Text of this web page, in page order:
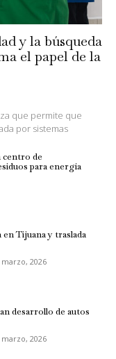
y la búsqueda
el papel de la
que permite que
por sistemas
centro de
para energía
Tijuana y traslada
marzo, 2026
desarrollo de autos
marzo, 2026